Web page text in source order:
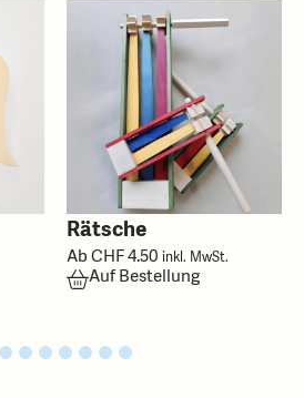
Rätsche
Ab CHF4.50 inkl. MwSt.
Auf Bestellung